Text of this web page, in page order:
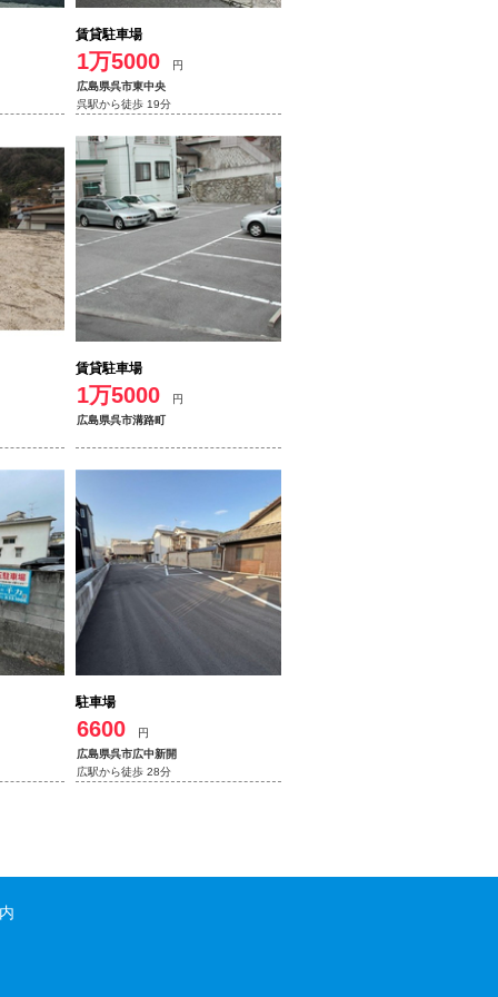
賃貸駐車場
1万5000
円
広島県呉市東中央
呉駅から徒歩 19分
賃貸駐車場
1万5000
円
広島県呉市溝路町
駐車場
6600
円
広島県呉市広中新開
広駅から徒歩 28分